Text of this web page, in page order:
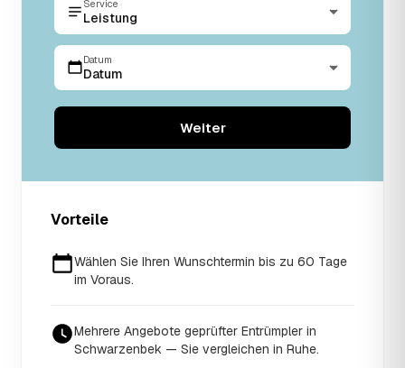
Service
Leistung
Datum
Datum
Weiter
Vorteile
Wählen Sie Ihren Wunschtermin bis zu 60 Tage
im Voraus.
Mehrere Angebote geprüfter Entrümpler in
Schwarzenbek — Sie vergleichen in Ruhe.